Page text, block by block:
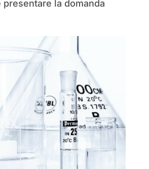
la domanda